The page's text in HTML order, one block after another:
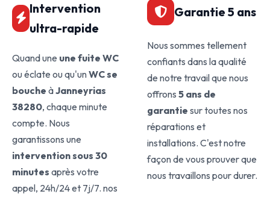
Intervention
ultra-rapide
Quand une une fuite WC
ou éclate ou qu'unWC se
bouche àJanneyrias
38280, chaque minute
compte. Nous
garantissons une
intervention sous 30
minutes après votre
appel, 24h/24 et 7j/7. nos
Garantie 5 ans
Nous sommes tellement
confiants dans la qualité
de notre travail que nous
offrons 5 ans de
garantie sur toutes nos
réparations et
installations. C'est notre
façon de vous prouver que
nous travaillons pour durer.